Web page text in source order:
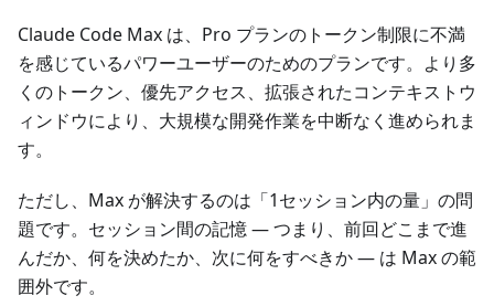
Claude Code Max は、Pro プランのトークン制限に不満
を感じているパワーユーザーのためのプランです。より多
くのトークン、優先アクセス、拡張されたコンテキストウ
ィンドウにより、大規模な開発作業を中断なく進められま
す。
ただし、Max が解決するのは「1セッション内の量」の問
題です。セッション間の記憶 — つまり、前回どこまで進
んだか、何を決めたか、次に何をすべきか — は Max の範
囲外です。